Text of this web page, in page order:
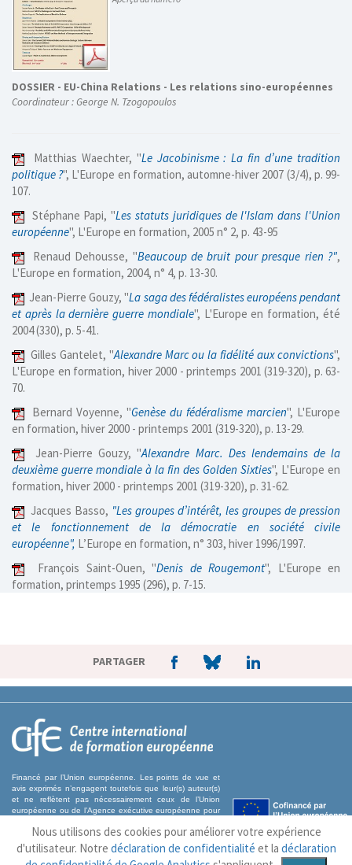
DOSSIER - EU-China Relations - Les relations sino-européennes
Coordinateur : George N. Tzogopoulos
Matthias Waechter, "Le Jacobinisme : La fin d’une tradition
politique ?", L'Europe en formation, automne-hiver 2007 (3/4), p. 99-
107.
Stéphane Papi, "Les statuts juridiques de l'Islam dans l'Union
européenne", L'Europe en formation, 2005 n° 2, p. 43-95
Renaud Dehousse, "Beaucoup de bruit pour presque rien ?",
L'Europe en formation, 2004, n° 4, p. 13-30.
Jean-Pierre Gouzy, "La saga des fédéralistes européens pendant
et après la dernière guerre mondiale", L'Europe en formation, été
2004 (330), p. 5-41.
Gilles Gantelet, "Alexandre Marc ou la fidélité aux convictions",
L'Europe en formation, hiver 2000 - printemps 2001 (319-320), p. 63-
70.
Bernard Voyenne, "Genèse du fédéralisme marcien", L'Europe
en formation, hiver 2000 - printemps 2001 (319-320), p. 13-29.
Jean-Pierre Gouzy, "Alexandre Marc. Des lendemains de la
deuxième guerre mondiale à la fin des Golden Sixties", L'Europe en
formation, hiver 2000 - printemps 2001 (319-320), p. 31-62.
Jacques Basso, "Les groupes d’intérêt, les groupes de pression
et le fonctionnement de la démocratie en société civile
européenne", L’Europe en formation, n° 303, hiver 1996/1997.
François Saint-Ouen, "Denis de Rougemont", L'Europe en
formation, printemps 1995 (296), p. 7-15.
PARTAGER
Financé par l’Union européenne. Les points de vue et
avis exprimés n’engagent toutefois que leur(s) auteur(s)
et ne reflètent pas nécessairement ceux de l’Union
européenne ou de l’Agence exécutive européenne pour
ni l’EACEA ne sauraient en être tenues pour
responsables.
Nous utilisons des cookies pour améliorer votre expérience
d'utilisateur. Notre déclaration de confidentialité et la déclaration